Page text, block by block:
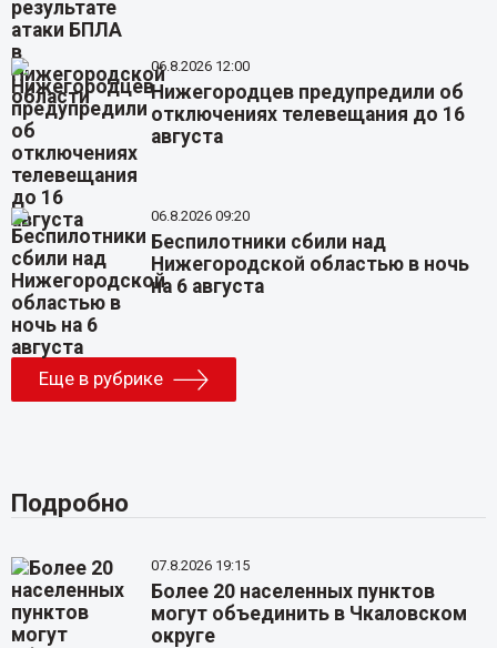
06.8.2026 12:00
Нижегородцев предупредили об
отключениях телевещания до 16
августа
06.8.2026 09:20
Беспилотники сбили над
Нижегородской областью в ночь
на 6 августа
Еще в рубрике
Подробно
07.8.2026 19:15
Более 20 населенных пунктов
могут объединить в Чкаловском
округе